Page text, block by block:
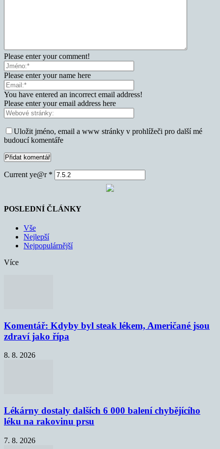
Please enter your comment!
Please enter your name here
You have entered an incorrect email address!
Please enter your email address here
Uložit jméno, email a www stránky v prohlížeči pro další mé
budoucí komentáře
Current ye@r *
POSLEDNÍ ČLÁNKY
Vše
Nejlepší
Nejpopulárnější
Více
Komentář: Kdyby byl steak lékem, Američané jsou
zdraví jako řípa
8. 8. 2026
Lékárny dostaly dalších 6 000 balení chybějícího
léku na rakovinu prsu
7. 8. 2026